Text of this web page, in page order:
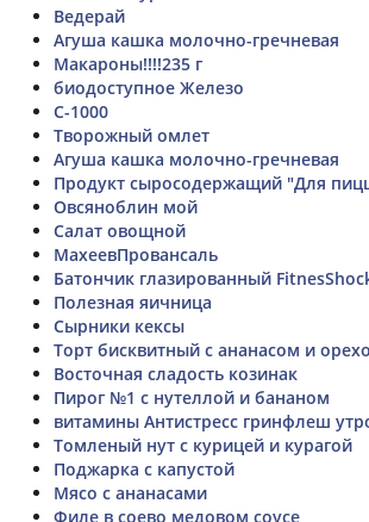
Ведерай
Агуша кашка молочно-гречневая
Макароны!!!!235 г
биодоступное Железо
С-1000
Творожный омлет
Агуша кашка молочно-гречневая
Продукт сыросодержащий "Для
Овсяноблин мой
Салат овощной
МахеевПровансаль
Батончик глазированный
Полезная яичница
Сырники кексы
Торт бисквитный с ананасом и
Восточная сладость козинак
Пирог №1 с нутеллой и бананом
витамины Антистресс гринфлеш
Томленый нут с курицей и курагой
Поджарка с капустой
Мясо с ананасами
Филе в соево медовом соусе